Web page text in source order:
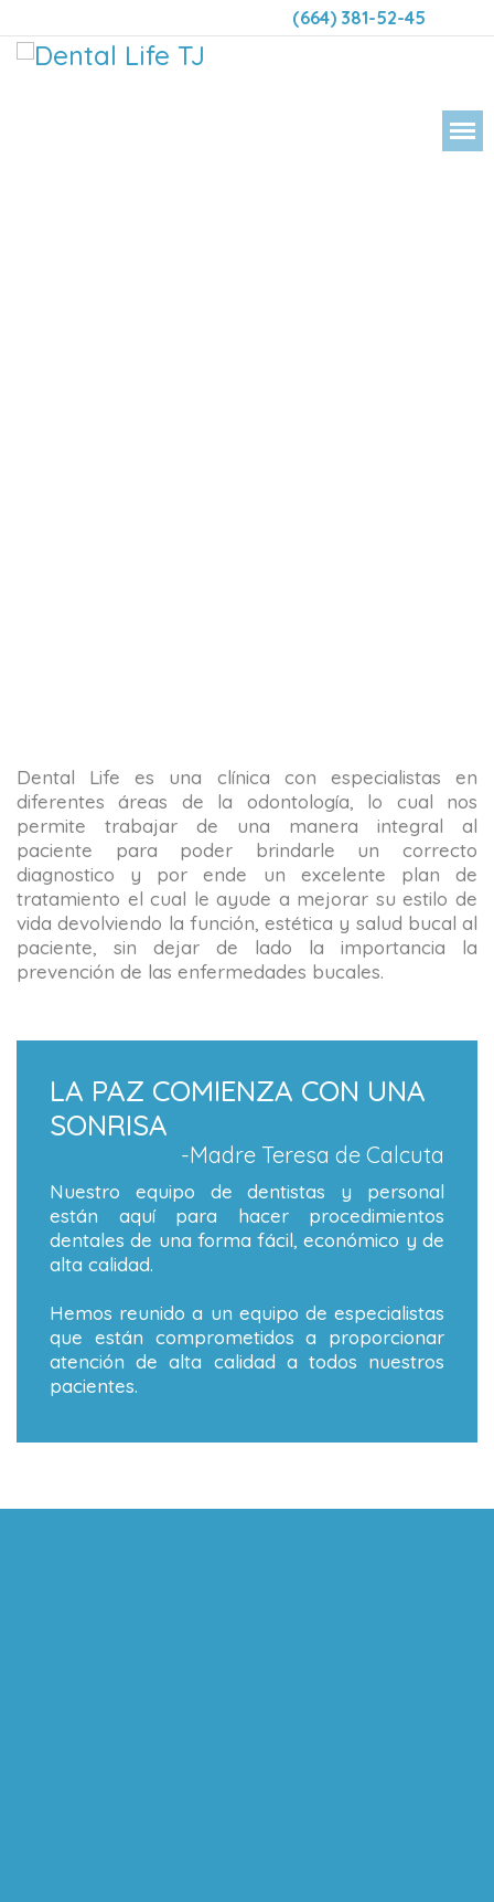
(664) 381-52-45
Dental Life es una clínica con especialistas en
diferentes áreas de la odontología, lo cual nos
permite trabajar de una manera integral al
paciente para poder brindarle un correcto
diagnostico y por ende un excelente plan de
tratamiento el cual le ayude a mejorar su estilo de
vida devolviendo la función, estética y salud bucal al
paciente, sin dejar de lado la importancia la
prevención de las enfermedades bucales.
LA PAZ COMIENZA CON UNA
SONRISA
-Madre Teresa de Calcuta
Nuestro equipo de dentistas y personal
están aquí para hacer procedimientos
dentales de una forma fácil, económico y de
alta calidad.
Hemos reunido a un equipo de especialistas
que están comprometidos a proporcionar
atención de alta calidad a todos nuestros
pacientes.